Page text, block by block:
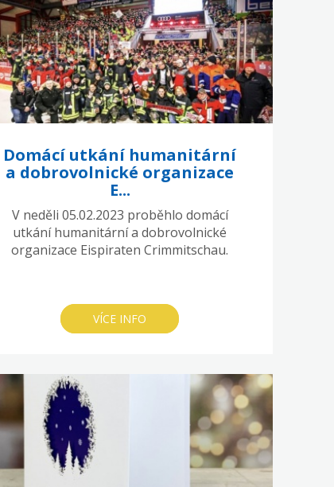
Domácí utkání humanitární
a dobrovolnické organizace
E...
V neděli 05.02.2023 proběhlo domácí
utkání humanitární a dobrovolnické
organizace Eispiraten Crimmitschau.
VÍCE INFO